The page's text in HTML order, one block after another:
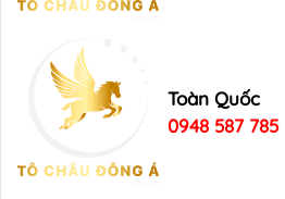
Toàn Quốc
0948 587 785